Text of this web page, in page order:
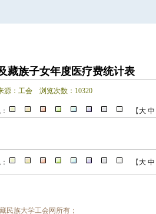
藏族子女年度医疗费统计表
源：工会 浏览次数：10320
【大 中
【大 中
民族大学工会网所有；